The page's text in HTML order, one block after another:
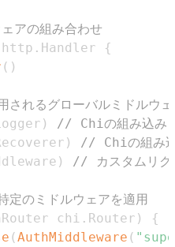
アの組み合わせ
http . Handler
{
( )
れるグローバルミドルウ
)
// Chiの組み込み
)
// Chiの組み込
) // カスタムリク
のミドルウェアを適用
chi . Router )
{
(AuthMiddleware (